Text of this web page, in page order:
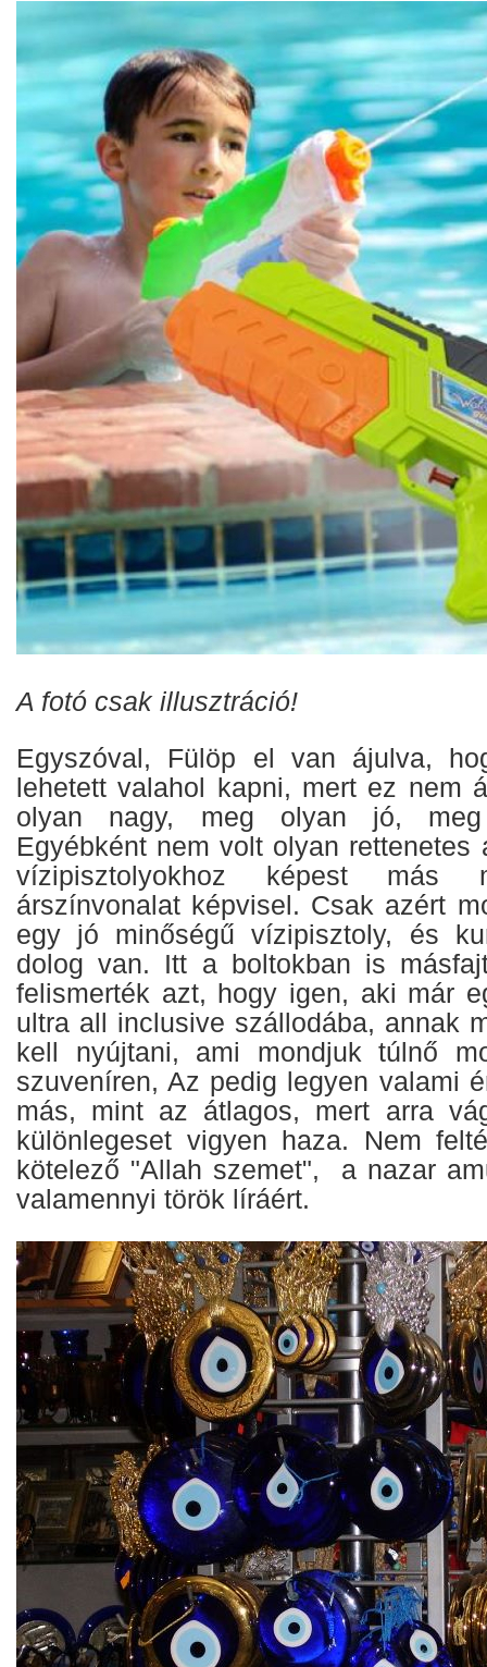
A fotó csak illusztráció!
Egyszóval, Fülöp el van ájulva,
lehetett valahol kapni, mert ez nem
olyan nagy, meg olyan jó,
Egyébként nem volt olyan rettenetes
vízipisztolyokhoz képest más
árszínvonalat képvisel. Csak azért
egy jó minőségű vízipisztoly, és
dolog van. Itt a boltokban is
felismerték azt, hogy igen, aki már
ultra all inclusive szállodába, annak
kell nyújtani, ami mondjuk túlnő
szuveníren, Az pedig legyen valami
más, mint az átlagos, mert arra
különlegeset vigyen haza. Nem
kötelező "Allah szemet", a nazar
valamennyi török líráért.